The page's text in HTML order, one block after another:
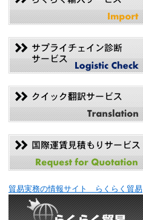
貿易実務の情報サイト らくらく貿易